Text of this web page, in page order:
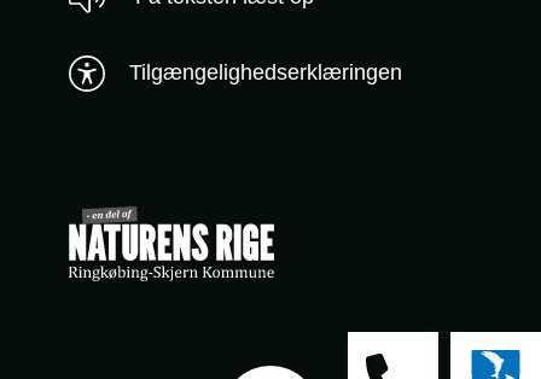
Tilgængelighedserklæringen